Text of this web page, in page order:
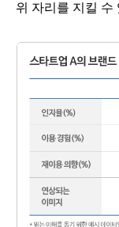
위 자리를 지킬 수